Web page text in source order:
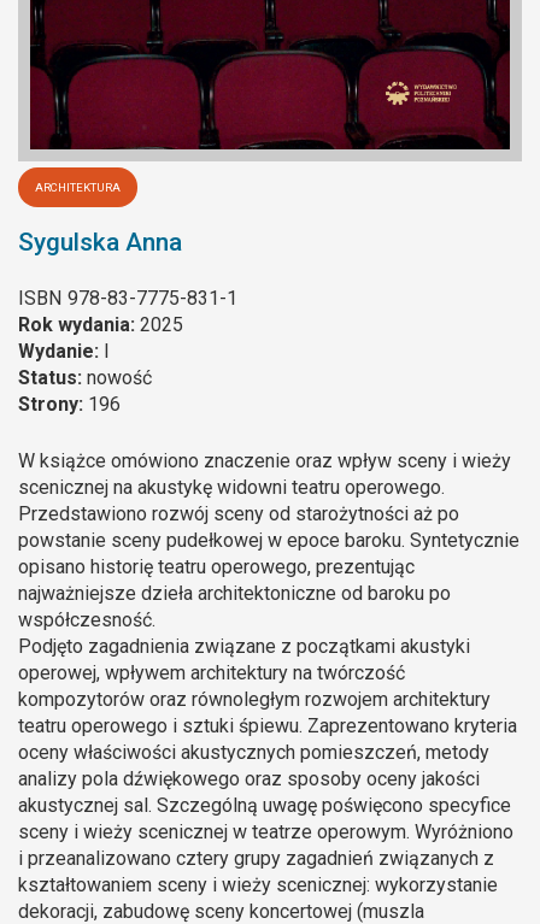
ARCHITEKTURA
Sygulska Anna
ISBN 978-83-7775-831-1
Rok wydania: 2025
Wydanie: I
Status: nowość
Strony: 196
W książce omówiono znaczenie oraz wpływ sceny i wieży
scenicznej na akustykę widowni teatru operowego.
Przedstawiono rozwój sceny od starożytności aż po
powstanie sceny pudełkowej w epoce baroku. Syntetycznie
opisano historię teatru operowego, prezentując
najważniejsze dzieła architektoniczne od baroku po
współczesność.
Podjęto zagadnienia związane z początkami akustyki
operowej, wpływem architektury na twórczość
kompozytorów oraz równoległym rozwojem architektury
teatru operowego i sztuki śpiewu. Zaprezentowano kryteria
oceny właściwości akustycznych pomieszczeń, metody
analizy pola dźwiękowego oraz sposoby oceny jakości
akustycznej sal. Szczególną uwagę poświęcono specyfice
sceny i wieży scenicznej w teatrze operowym. Wyróżniono
i przeanalizowano cztery grupy zagadnień związanych z
kształtowaniem sceny i wieży scenicznej: wykorzystanie
dekoracji, zabudowę sceny koncertowej (muszla